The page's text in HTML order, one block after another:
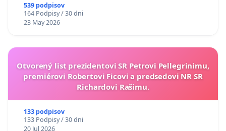
539 podpisov
164 Podpisy / 30 dni
23 May 2026
Otvorený list prezidentovi SR Petrovi Pellegrinimu,
premiérovi Robertovi Ficovi a predsedovi NR SR
Richardovi Rašimu.
133 podpisov
133 Podpisy / 30 dni
20 Jul 2026